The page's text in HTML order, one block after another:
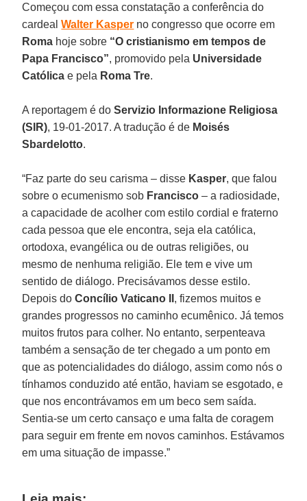
Começou com essa constatação a conferência do
cardealWalter Kasper no congresso que ocorre em
Roma hoje sobre “O cristianismo em tempos de
Papa Francisco”, promovido pela Universidade
Católica e pela Roma Tre.
A reportagem é doServizio Informazione Religiosa
(SIR), 19-01-2017. A tradução é de Moisés
Sbardelotto.
“Faz parte do seu carisma – disse Kasper, que falou
sobre o ecumenismo sob Francisco – a radiosidade,
a capacidade de acolher com estilo cordial e fraterno
cada pessoa que ele encontra, seja ela católica,
ortodoxa, evangélica ou de outras religiões, ou
mesmo de nenhuma religião. Ele tem e vive um
sentido de diálogo. Precisávamos desse estilo.
Depois doConcílio Vaticano II , fizemos muitos e
grandes progressos no caminho ecumênico. Já temos
muitos frutos para colher. No entanto, serpenteava
também a sensação de ter chegado a um ponto em
que as potencialidades do diálogo, assim como nós o
tínhamos conduzido até então, haviam se esgotado, e
que nos encontrávamos em um beco sem saída.
Sentia-se um certo cansaço e uma falta de coragem
para seguir em frente em novos caminhos. Estávamos
em uma situação de impasse.”